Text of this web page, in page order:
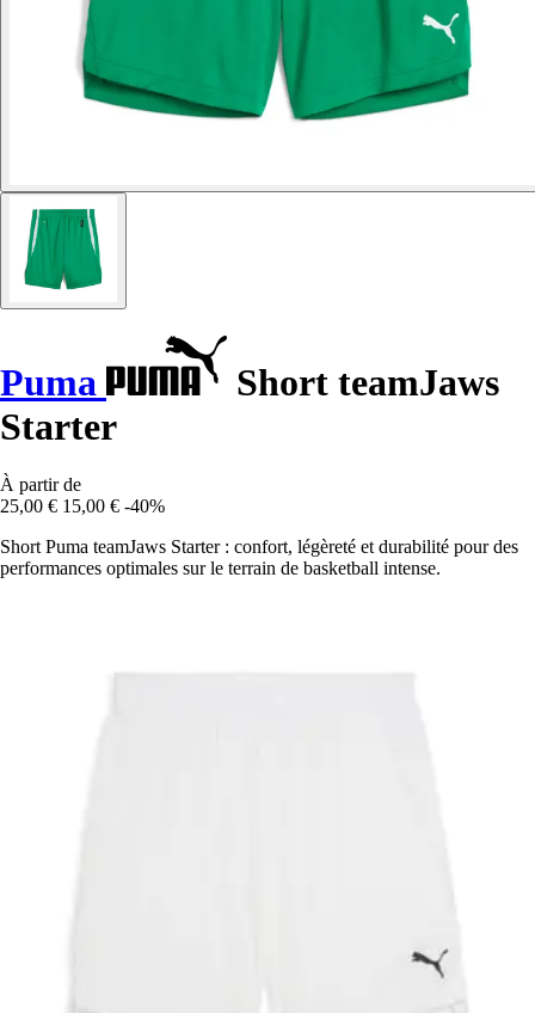
Puma
Short teamJaws
Starter
À partir de
25,00 € 15,00 € -40%
Short Puma teamJaws Starter : confort, légèreté et durabilité pour des
performances optimales sur le terrain de basketball intense.